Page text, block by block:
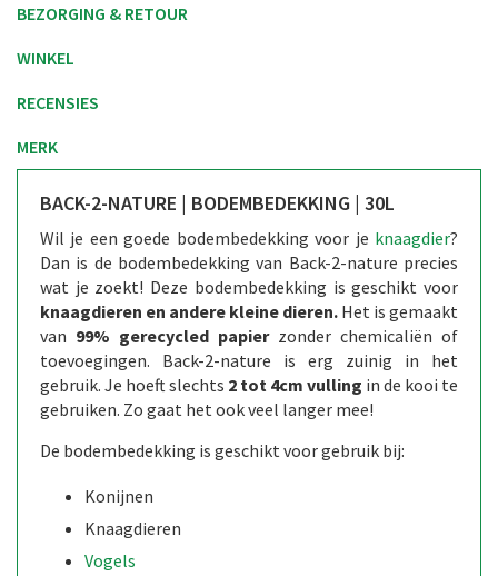
BEZORGING & RETOUR
WINKEL
RECENSIES
MERK
BACK-2-NATURE | BODEMBEDEKKING | 30L
Wil je een goede bodembedekking voor je knaagdier?
Dan is de bodembedekking van Back-2-nature precies
wat je zoekt! Deze bodembedekking is geschikt voor
knaagdieren en andere kleine dieren. Het is gemaakt
van 99% gerecycled papierzonder chemicaliën of
toevoegingen. Back-2-nature is erg zuinig in het
gebruik. Je hoeft slechts 2 tot 4cm vulling in de kooi te
gebruiken. Zo gaat het ook veel langer mee!
De bodembedekking is geschikt voor gebruik bij:
Konijnen
Knaagdieren
Vogels